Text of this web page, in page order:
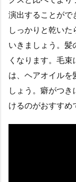
演出することがで
しっかりと乾いた
いきましょう。髪
くなります。毛
は、ヘアオイルを
しょう。癖がつ
けるのがおすすめ